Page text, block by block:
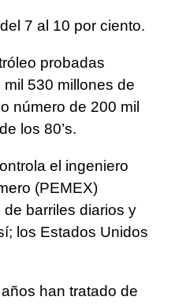
7 al 10 por ciento.
probadas
530 millones de
número de 200 mil
los 80’s.
el ingeniero
(PEMEX)
barriles diarios y
los Estados Unidos
han tratado de